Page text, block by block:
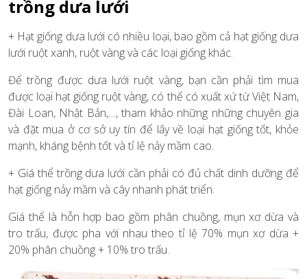
trồng dưa lưới
+ Hạt giống dưa lưới có nhiều loại, bao gồm cả hạt giống dưa
lưới ruột xanh, ruột vàng và các loại giống khác.
Để trồng được dưa lưới ruột vàng, bạn cần phải tìm mua
được loại hạt giống ruột vàng, có thể có xuất xứ từ Việt Nam,
Đài Loan, Nhật Bản,…, tham khảo những những chuyên gia
và đặt mua ở cơ sở uy tín để lấy về loại hạt giống tốt, khỏe
mạnh, kháng bệnh tốt và tỉ lệ nảy mầm cao.
+ Giá thể trồng dưa lưới cần phải có đủ chất dinh dưỡng để
hạt giống nảy mầm và cây nhanh phát triển.
Giá thể là hỗn hợp bao gồm phân chuồng, mụn xơ dừa và
tro trấu, được pha với nhau theo tỉ lệ 70% mụn xơ dừa +
20% phân chuồng + 10% tro trấu.